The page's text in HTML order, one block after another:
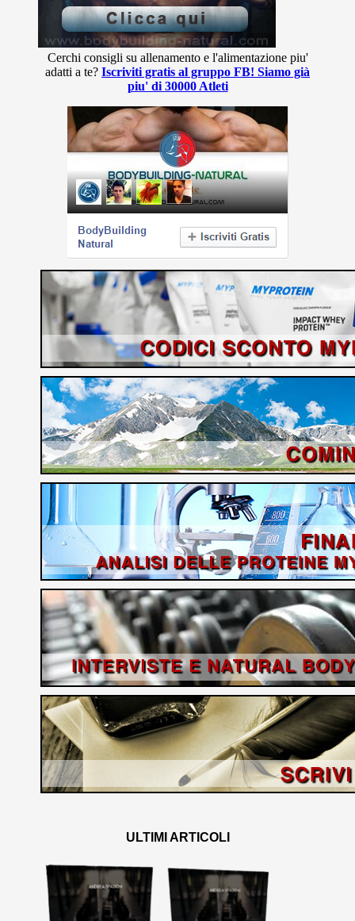
Cerchi consigli su allenamento e l'alimentazione piu'
adatti a te? Iscriviti gratis al gruppo FB! Siamo già
piu' di 30000 Atleti
ULTIMI ARTICOLI